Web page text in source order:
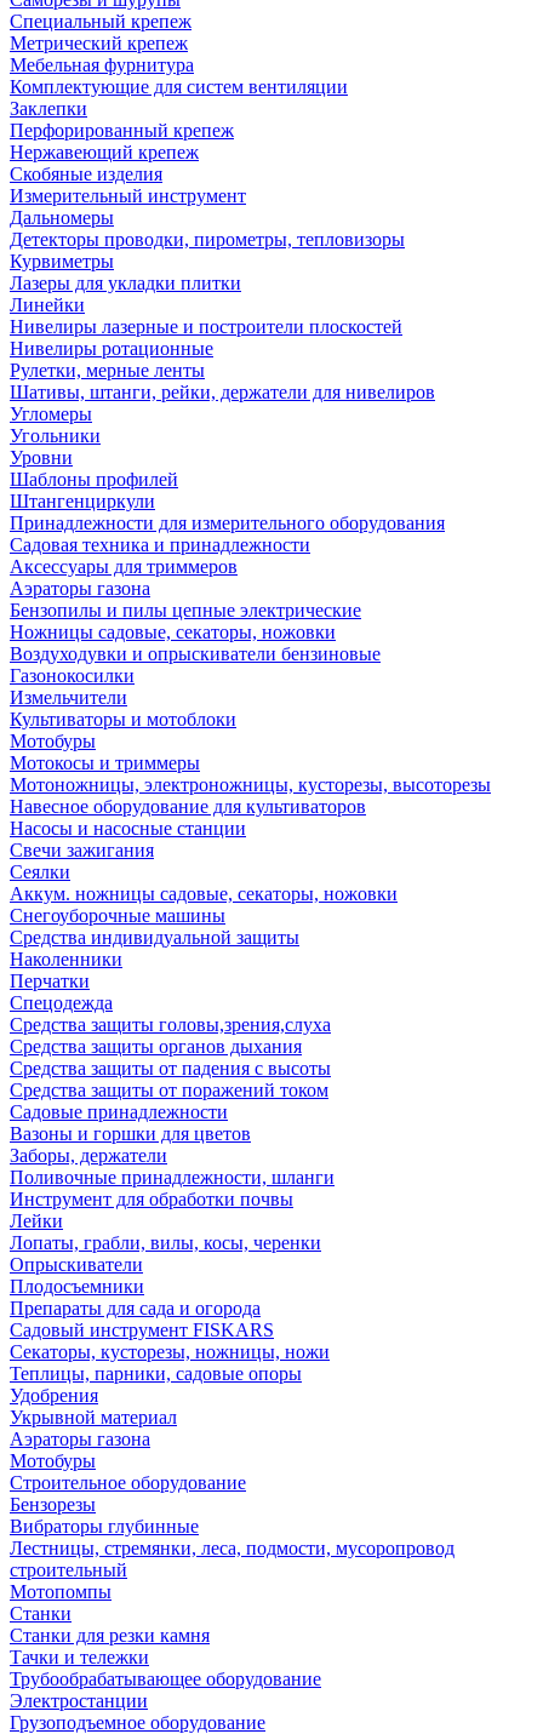
Специальный крепеж
Метрический крепеж
Мебельная фурнитура
Комплектующие для систем вентиляции
Заклепки
Перфорированный крепеж
Нержавеющий крепеж
Скобяные изделия
Измерительный инструмент
Дальномеры
Детекторы проводки, пирометры, тепловизоры
Курвиметры
Лазеры для укладки плитки
Линейки
Нивелиры лазерные и построители плоскостей
Нивелиры ротационные
Рулетки, мерные ленты
Шативы, штанги, рейки, держатели для нивелиров
Угломеры
Угольники
Уровни
Шаблоны профилей
Штангенциркули
Принадлежности для измерительного оборудования
Садовая техника и принадлежности
Аксессуары для триммеров
Аэраторы газона
Бензопилы и пилы цепные электрические
Ножницы садовые, секаторы, ножовки
Воздуходувки и опрыскиватели бензиновые
Газонокосилки
Измельчители
Культиваторы и мотоблоки
Мотобуры
Мотокосы и триммеры
Мотоножницы, электроножницы, кусторезы, высоторезы
Навесное оборудование для культиваторов
Насосы и насосные станции
Свечи зажигания
Сеялки
Аккум. ножницы садовые, секаторы, ножовки
Снегоуборочные машины
Средства индивидуальной защиты
Наколенники
Перчатки
Спецодежда
Средства защиты головы,зрения,слуха
Средства защиты органов дыхания
Средства защиты от падения с высоты
Средства защиты от поражений током
Садовые принадлежности
Вазоны и горшки для цветов
Заборы, держатели
Поливочные принадлежности, шланги
Инструмент для обработки почвы
Лейки
Лопаты, грабли, вилы, косы, черенки
Опрыскиватели
Плодосъемники
Препараты для сада и огорода
Садовый инструмент FISKARS
Секаторы, кусторезы, ножницы, ножи
Теплицы, парники, садовые опоры
Удобрения
Укрывной материал
Аэраторы газона
Мотобуры
Строительное оборудование
Бензорезы
Вибраторы глубинные
Лестницы, стремянки, леса, подмости, мусоропровод
строительный
Мотопомпы
Станки
Станки для резки камня
Тачки и тележки
Трубообрабатывающее оборудование
Электростанции
Грузоподъемное оборудование